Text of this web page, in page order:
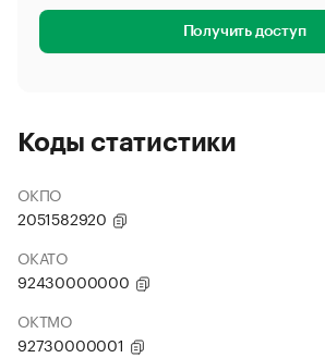
Получить доступ
Коды статистики
ОКПО
2051582920
ОКАТО
92430000000
ОКТМО
92730000001